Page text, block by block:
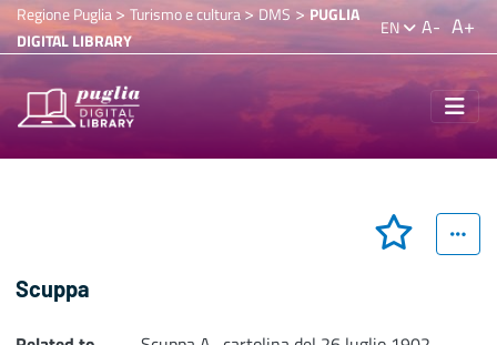
Regione Puglia> Turismo e cultura>DMS > PUGLIA
DIGITAL LIBRARY
EN A- A+
Scuppa